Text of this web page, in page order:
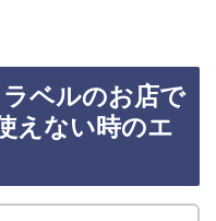
ラベルのお店で
えない時のエ